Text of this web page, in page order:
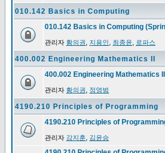
010.142 Basics in Computing
010.142 Basics in Computing
관리자 황의권 지용인 최종윤 로파스
400.002 Engineering Mathematics II
400.002 Engineering Mathematics
관리자 황의권 정영범
4190.210 Principles of Programming
4190.210 Principles of
관리자 강지훈 김윤승